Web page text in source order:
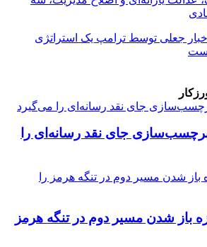
اخبار جعلی توسط ترامپ یک استراتژی
جای نقد رسانه‌ای را
باز شدن مسیر دوم در تنگه هرمز